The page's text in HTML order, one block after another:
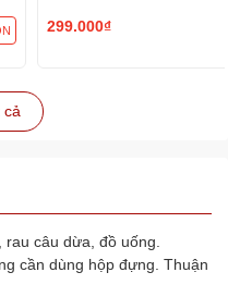
299.000₫
cả
câu dừa, đồ uống.
cần dùng hộp đựng. Thuận